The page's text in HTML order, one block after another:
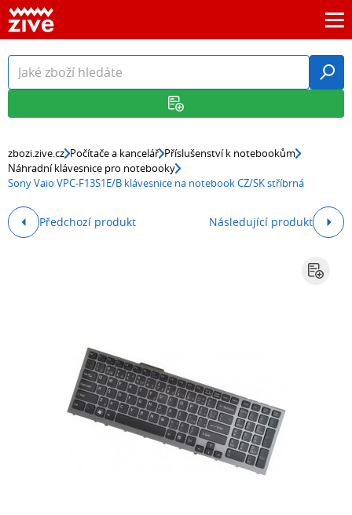
zbozi.zive.cz Počítače a kancelář Příslušenství k notebookům
Náhradní klávesnice pro notebooky
Sony Vaio VPC-F13S1E/B klávesnice na notebook CZ/SK stříbrná
Předchozí produkt Následující produkt